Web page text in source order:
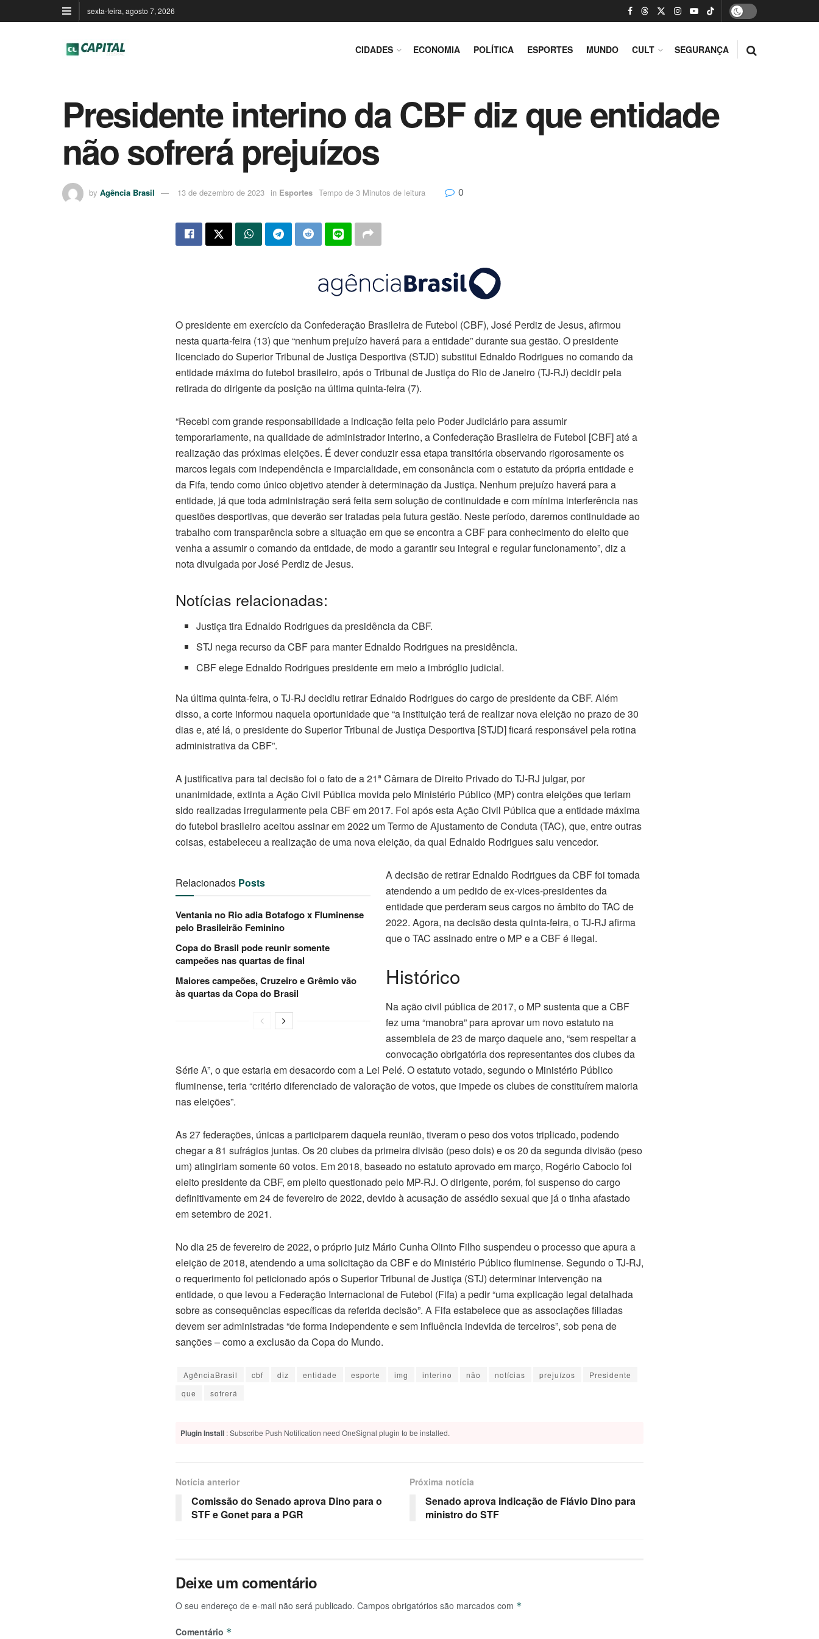
sexta-feira, agosto 7, 2026
CIDADES ECONOMIA POLÍTICA ESPORTES MUNDO CULT SEGURANÇA
Presidente interino da CBF diz que entidade
não sofrerá prejuízos
by Agência Brasil 13 de dezembro de 2023 in Esportes Tempo de 3 Minutos de leitura 0
O presidente em exercício da Confederação Brasileira de Futebol (CBF), José Perdiz de Jesus, afirmou
nesta quarta-feira (13) que “nenhum prejuízo haverá para a entidade” durante sua gestão. O presidente
licenciado do Superior Tribunal de Justiça Desportiva (STJD) substitui Ednaldo Rodrigues no comando da
entidade máxima do futebol brasileiro, após o Tribunal de Justiça do Rio de Janeiro (TJ-RJ) decidir pela
retirada do dirigente da posição na última quinta-feira (7).
“Recebi com grande responsabilidade a indicação feita pelo Poder Judiciário para assumir
temporariamente, na qualidade de administrador interino, a Confederação Brasileira de Futebol [CBF] até a
realização das próximas eleições. É dever conduzir essa etapa transitória observando rigorosamente os
marcos legais com independência e imparcialidade, em consonância com o estatuto da própria entidade e
da Fifa, tendo como único objetivo atender à determinação da Justiça. Nenhum prejuízo haverá para a
entidade, já que toda administração será feita sem solução de continuidade e com mínima interferência nas
questões desportivas, que deverão ser tratadas pela futura gestão. Neste período, daremos continuidade ao
trabalho com transparência sobre a situação em que se encontra a CBF para conhecimento do eleito que
venha a assumir o comando da entidade, de modo a garantir seu integral e regular funcionamento”, diz a
nota divulgada por José Perdiz de Jesus.
Notícias relacionadas:
Justiça tira Ednaldo Rodrigues da presidência da CBF.
STJ nega recurso da CBF para manter Ednaldo Rodrigues na presidência.
CBF elege Ednaldo Rodrigues presidente em meio a imbróglio judicial.
Na última quinta-feira, o TJ-RJ decidiu retirar Ednaldo Rodrigues do cargo de presidente da CBF. Além
disso, a corte informou naquela oportunidade que “a instituição terá de realizar nova eleição no prazo de 30
dias e, até lá, o presidente do Superior Tribunal de Justiça Desportiva [STJD] ficará responsável pela rotina
administrativa da CBF”.
A justificativa para tal decisão foi o fato de a 21ª Câmara de Direito Privado do TJ-RJ julgar, por
unanimidade, extinta a Ação Civil Pública movida pelo Ministério Público (MP) contra eleições que teriam
sido realizadas irregularmente pela CBF em 2017. Foi após esta Ação Civil Pública que a entidade máxima
do futebol brasileiro aceitou assinar em 2022 um Termo de Ajustamento de Conduta (TAC), que, entre outras
coisas, estabeleceu a realização de uma nova eleição, da qual Ednaldo Rodrigues saiu vencedor.
Relacionados Posts
Ventania no Rio adia Botafogo x Fluminense
pelo Brasileirão Feminino
Copa do Brasil pode reunir somente
campeões nas quartas de final
Maiores campeões, Cruzeiro e Grêmio vão
às quartas da Copa do Brasil
A decisão de retirar Ednaldo Rodrigues da CBF foi tomada
atendendo a um pedido de ex-vices-presidentes da
entidade que perderam seus cargos no âmbito do TAC de
2022. Agora, na decisão desta quinta-feira, o TJ-RJ afirma
que o TAC assinado entre o MP e a CBF é ilegal.
Histórico
Na ação civil pública de 2017, o MP sustenta que a CBF
fez uma “manobra” para aprovar um novo estatuto na
assembleia de 23 de março daquele ano, “sem respeitar a
convocação obrigatória dos representantes dos clubes da
Série A”, o que estaria em desacordo com a Lei Pelé. O estatuto votado, segundo o Ministério Público
fluminense, teria “critério diferenciado de valoração de votos, que impede os clubes de constituírem maioria
nas eleições”.
As 27 federações, únicas a participarem daquela reunião, tiveram o peso dos votos triplicado, podendo
chegar a 81 sufrágios juntas. Os 20 clubes da primeira divisão (peso dois) e os 20 da segunda divisão (peso
um) atingiriam somente 60 votos. Em 2018, baseado no estatuto aprovado em março, Rogério Caboclo foi
eleito presidente da CBF, em pleito questionado pelo MP-RJ. O dirigente, porém, foi suspenso do cargo
definitivamente em 24 de fevereiro de 2022, devido à acusação de assédio sexual que já o tinha afastado
em setembro de 2021.
No dia 25 de fevereiro de 2022, o próprio juiz Mário Cunha Olinto Filho suspendeu o processo que apura a
eleição de 2018, atendendo a uma solicitação da CBF e do Ministério Público fluminense. Segundo o TJ-RJ,
o requerimento foi peticionado após o Superior Tribunal de Justiça (STJ) determinar intervenção na
entidade, o que levou a Federação Internacional de Futebol (Fifa) a pedir “uma explicação legal detalhada
sobre as consequências específicas da referida decisão”. A Fifa estabelece que as associações filiadas
devem ser administradas “de forma independente e sem influência indevida de terceiros”, sob pena de
sanções – como a exclusão da Copa do Mundo.
AgênciaBrasil cbf diz entidade esporte img interino não notícias prejuízos
Presidente
que
sofrerá
Plugin Install : Subscribe Push Notification need OneSignal plugin to be installed.
Notícia anterior
Comissão do Senado aprova Dino para o
STF e Gonet para a PGR
Próxima notícia
Senado aprova indicação de Flávio Dino para
ministro do STF
Deixe um comentário
O seu endereço de e-mail não será publicado. Campos obrigatórios são marcados com *
Comentário *